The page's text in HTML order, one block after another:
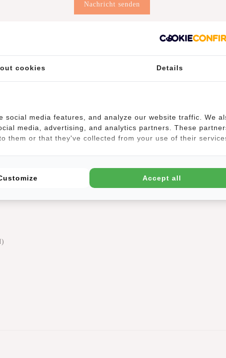
Nachricht senden
dank seines geringen Gewichts und seiner Schultergurte bequem
sich mit einem stabilen Reißverschluss und einem
über zwei Einsteckfächer und eine Reißverschlusstasche, z. B. für
Reißverschlussfach, das sich für kleine Gegenstände eignet, auf die
cookies Details
media features, and analyze our website traffic. We
media, advertising, and analytics partners. These
them or that they've collected from your use of their
Accept all